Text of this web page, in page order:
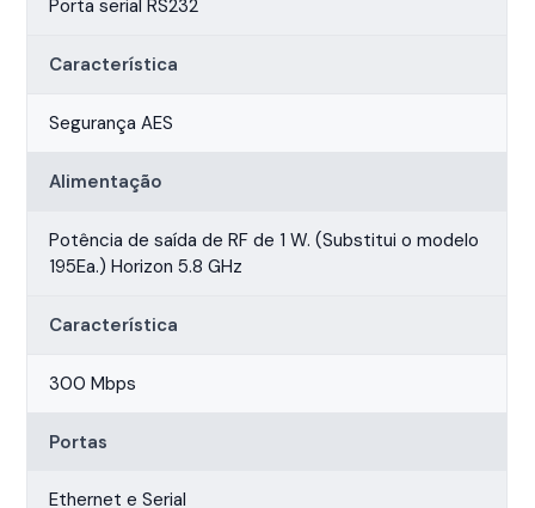
Porta serial RS232
Característica
Segurança AES
Alimentação
Potência de saída de RF de 1 W. (Substitui o modelo
195Ea.) Horizon 5.8 GHz
Característica
300 Mbps
Portas
Ethernet e Serial